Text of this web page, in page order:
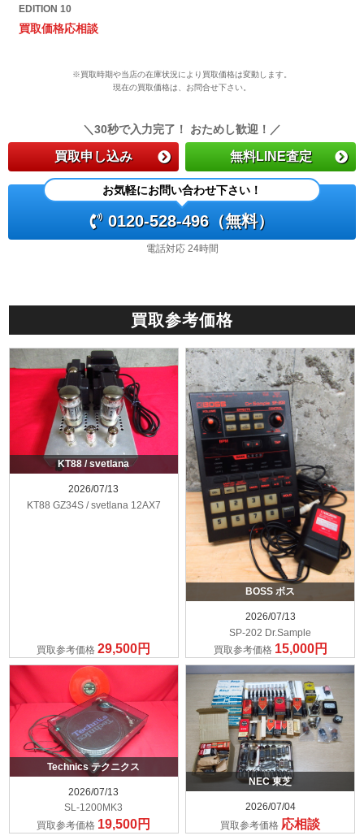
EDITION 10
買取価格応相談
※買取時期や当店の在庫状況により買取価格は変動します。
現在の買取価格は、お問合せ下さい。
＼30秒で入力完了！ おためし歓迎！／
買取申し込み 無料LINE査定
お気軽にお問い合わせ下さい！
0120-528-496（無料）
電話対応 24時間
買取参考価格
KT88 / svetlana
2026/07/13
KT88 GZ34S / svetlana 12AX7
買取参考価格29,500円
BOSS ボス
2026/07/13
SP-202 Dr.Sample
買取参考価格 15,000円
Technics テクニクス
2026/07/13
SL-1200MK3
買取参考価格 19,500円
NEC 東芝
2026/07/04
買取参考価格 応相談